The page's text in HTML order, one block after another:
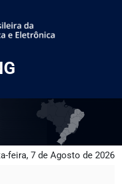
feira, 7 de Agosto de 2026